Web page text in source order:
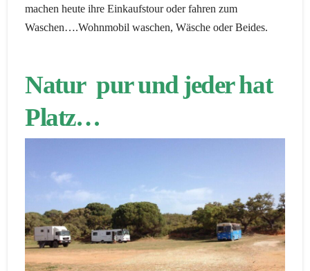
machen heute ihre Einkaufstour oder fahren zum
Waschen….Wohnmobil waschen, Wäsche oder Beides.
Natur pur und jeder hat
Platz…